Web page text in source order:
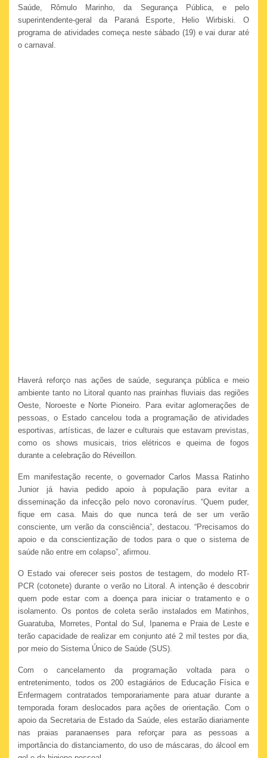
Saúde, Rômulo Marinho, da Segurança Pública, e pelo
superintendente-geral da Paraná Esporte, Helio Wirbiski. O
programa de atividades começa neste sábado (19) e vai durar até
o carnaval.
Haverá reforço nas ações de saúde, segurança pública e meio
ambiente tanto no Litoral quanto nas prainhas fluviais das regiões
Oeste, Noroeste e Norte Pioneiro. Para evitar aglomerações de
pessoas, o Estado cancelou toda a programação de atividades
esportivas, artísticas, de lazer e culturais que estavam previstas,
como os shows musicais, trios elétricos e queima de fogos
durante a celebração do Réveillon.
Em manifestação recente, o governador Carlos Massa Ratinho
Junior já havia pedido apoio à população para evitar a
disseminação da infecção pelo novo coronavírus. “Quem puder,
fique em casa. Mais do que nunca terá de ser um verão
consciente, um verão da consciência”, destacou. “Precisamos do
apoio e da conscientização de todos para o que o sistema de
saúde não entre em colapso”, afirmou.
O Estado vai oferecer seis postos de testagem, do modelo RT-
PCR (cotonete) durante o verão no Litoral. A intenção é descobrir
quem pode estar com a doença para iniciar o tratamento e o
isolamento. Os pontos de coleta serão instalados em Matinhos,
Guaratuba, Morretes, Pontal do Sul, Ipanema e Praia de Leste e
terão capacidade de realizar em conjunto até 2 mil testes por dia,
por meio do Sistema Único de Saúde (SUS).
Com o cancelamento da programação voltada para o
entretenimento, todos os 200 estagiários de Educação Física e
Enfermagem contratados temporariamente para atuar durante a
temporada foram deslocados para ações de orientação. Com o
apoio da Secretaria de Estado da Saúde, eles estarão diariamente
nas praias paranaenses para reforçar para as pessoas a
importância do distanciamento, do uso de máscaras, do álcool em